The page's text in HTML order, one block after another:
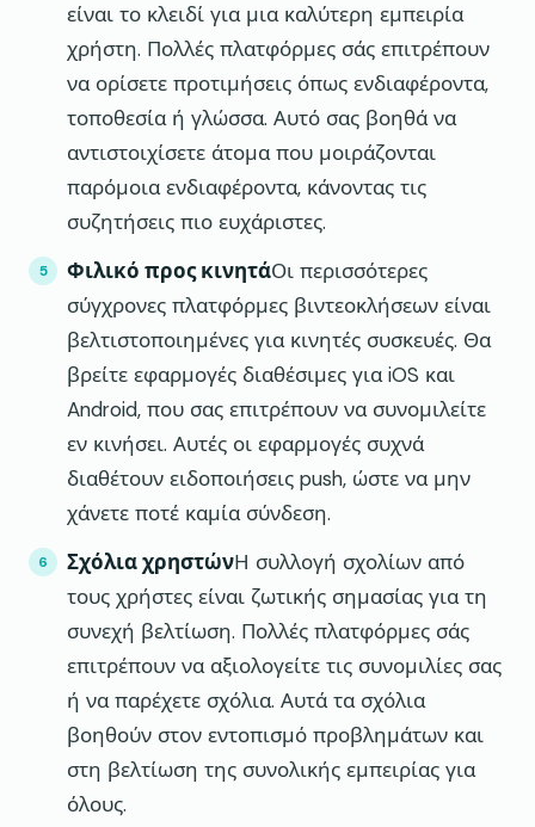
είναι το κλειδί για μια καλύτερη εμπειρία
χρήστη. Πολλές πλατφόρμες σάς επιτρέπουν
να ορίσετε προτιμήσεις όπως ενδιαφέροντα,
τοποθεσία ή γλώσσα. Αυτό σας βοηθά να
αντιστοιχίσετε άτομα που μοιράζονται
παρόμοια ενδιαφέροντα, κάνοντας τις
συζητήσεις πιο ευχάριστες.
Φιλικό προς κινητάΟι περισσότερες
σύγχρονες πλατφόρμες βιντεοκλήσεων είναι
βελτιστοποιημένες για κινητές συσκευές. Θα
βρείτε εφαρμογές διαθέσιμες για iOS και
Android, που σας επιτρέπουν να συνομιλείτε
εν κινήσει. Αυτές οι εφαρμογές συχνά
διαθέτουν ειδοποιήσεις push, ώστε να μην
χάνετε ποτέ καμία σύνδεση.
Σχόλια χρηστώνΗ συλλογή σχολίων από
τους χρήστες είναι ζωτικής σημασίας για τη
συνεχή βελτίωση. Πολλές πλατφόρμες σάς
επιτρέπουν να αξιολογείτε τις συνομιλίες σας
ή να παρέχετε σχόλια. Αυτά τα σχόλια
βοηθούν στον εντοπισμό προβλημάτων και
στη βελτίωση της συνολικής εμπειρίας για
όλους.